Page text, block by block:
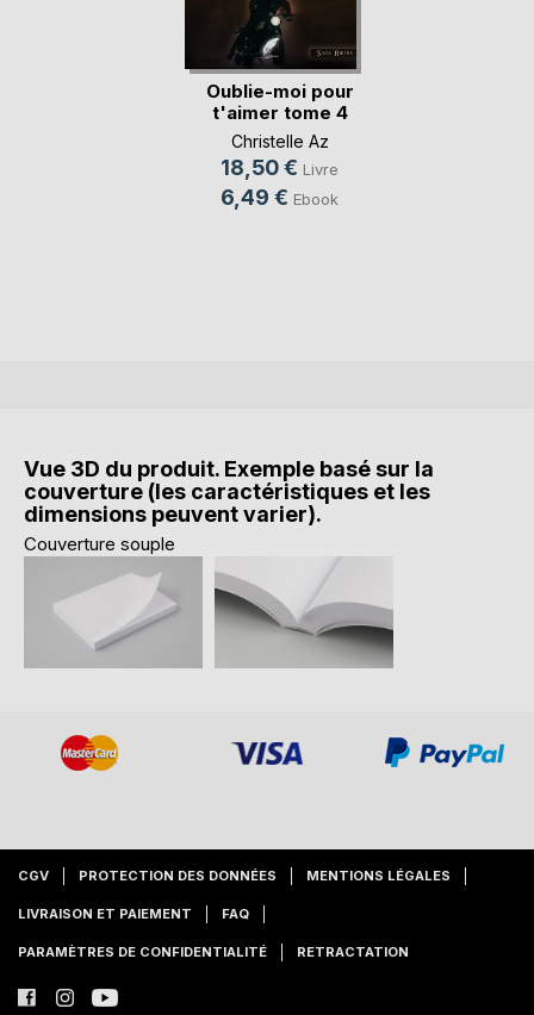
Oublie-moi pour
t'aimer tome 4
Christelle Az
18,50 € Livre
6,49 € Ebook
Vue 3D du produit. Exemple basé sur la
couverture (les caractéristiques et les
dimensions peuvent varier).
Couverture souple
CGV PROTECTION DES DONNÉES MENTIONS LÉGALES
LIVRAISON ET PAIEMENT FAQ
PARAMÈTRES DE CONFIDENTIALITÉ RETRACTATION